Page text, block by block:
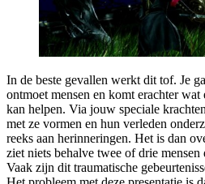
In de beste gevallen werkt dit tof. Je
ontmoet mensen en komt erachter
kan helpen. Via jouw speciale
met ze vormen en hun verleden
reeks aan herinneringen. Het is dan
ziet niets behalve twee of drie
Vaak zijn dit traumatische